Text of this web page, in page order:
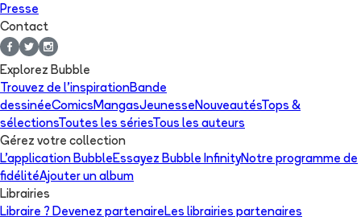
Presse
Contact
Explorez Bubble
Trouvez de l'inspirationBande
dessinéeComicsMangasJeunesseNouveautésTops &
sélectionsToutes les sériesTous les auteurs
Gérez votre collection
L'application BubbleEssayez Bubble InfinityNotre programme de
fidélitéAjouter un album
Librairies
Libraire ? Devenez partenaireLes librairies partenaires